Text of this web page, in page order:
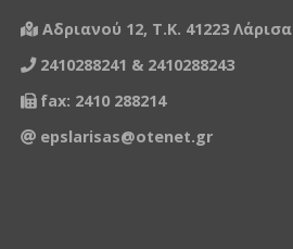
Αδριανού 12, Τ.Κ. 41223 Λάρισα
2410288241 & 2410288243
fax: 2410 288214
epslarisas@otenet.gr